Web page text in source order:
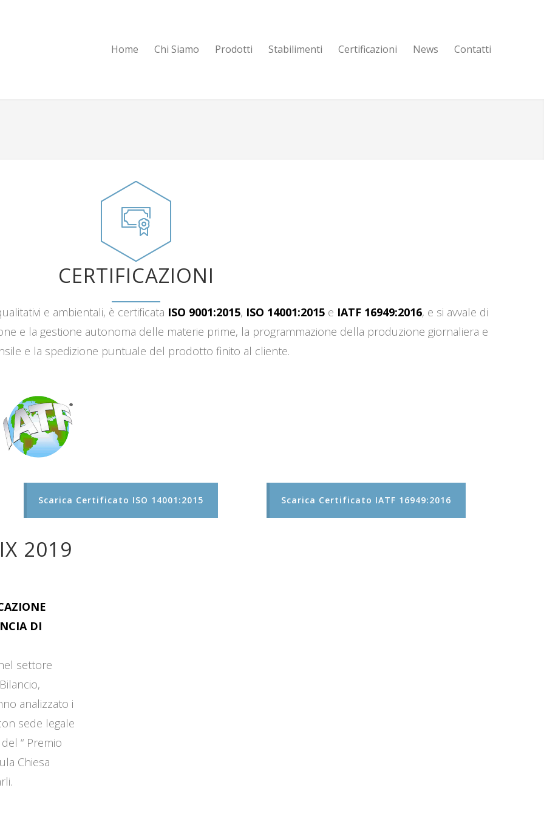
Home Chi Siamo Prodotti Stabilimenti Certificazioni News Contatti
CERTIFICAZIONI
e ambientali, è certificata ISO 9001:2015, ISO 14001:2015 e IATF 16949:2016, e si avvale di
e la gestione autonoma delle materie prime, la programmazione della produzione giornaliera e
e la spedizione puntuale del prodotto finito al cliente.
Scarica Certificato ISO 14001:2015 Scarica Certificato IATF 16949:2016
2019
DI
settore
analizzato i
sede legale
“ Premio
Chiesa